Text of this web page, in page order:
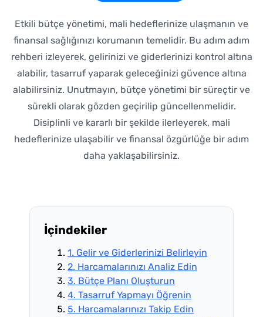
Etkili bütçe yönetimi, mali hedeflerinize ulaşmanın ve
finansal sağlığınızı korumanın temelidir. Bu adım adım
rehberi izleyerek, gelirinizi ve giderlerinizi kontrol altına
alabilir, tasarruf yaparak geleceğinizi güvence altına
alabilirsiniz. Unutmayın, bütçe yönetimi bir süreçtir ve
sürekli olarak gözden geçirilip güncellenmelidir.
Disiplinli ve kararlı bir şekilde ilerleyerek, mali
hedeflerinize ulaşabilir ve finansal özgürlüğe bir adım
daha yaklaşabilirsiniz.
İçindekiler
1. Gelir ve Giderlerinizi Belirleyin
2. Harcamalarınızı Analiz Edin
3. Bütçe Planı Oluşturun
4. Tasarruf Yapmayı Öğrenin
5. Harcamalarınızı Takip Edin